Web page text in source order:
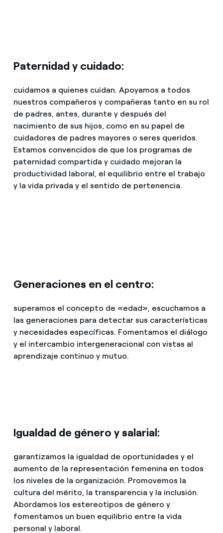
Paternidad y cuidado:
cuidamos a quienes cuidan. Apoyamos a todos
nuestros compañeros y compañeras tanto en su rol
de padres, antes, durante y después del
nacimiento de sus hijos, como en su papel de
cuidadores de padres mayores o seres queridos.
Estamos convencidos de que los programas de
paternidad compartida y cuidado mejoran la
productividad laboral, el equilibrio entre el trabajo
y la vida privada y el sentido de pertenencia.
Generaciones en el centro:
superamos el concepto de «edad», escuchamos a
las generaciones para detectar sus características
y necesidades específicas. Fomentamos el diálogo
y el intercambio intergeneracional con vistas al
aprendizaje continuo y mutuo.
Igualdad de género y salarial:
garantizamos la igualdad de oportunidades y el
aumento de la representación femenina en todos
los niveles de la organización. Promovemos la
cultura del mérito, la transparencia y la inclusión.
Abordamos los estereotipos de género y
fomentamos un buen equilibrio entre la vida
personal y laboral.